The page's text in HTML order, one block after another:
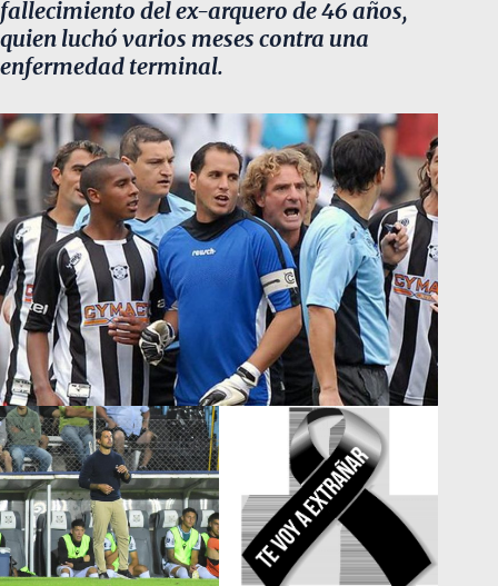
fallecimiento del ex-arquero de 46 años,
quien luchó varios meses contra una
enfermedad terminal.